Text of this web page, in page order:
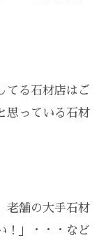
てる石材店はご
思っている石材
老舗の大手石材
！」・・・など